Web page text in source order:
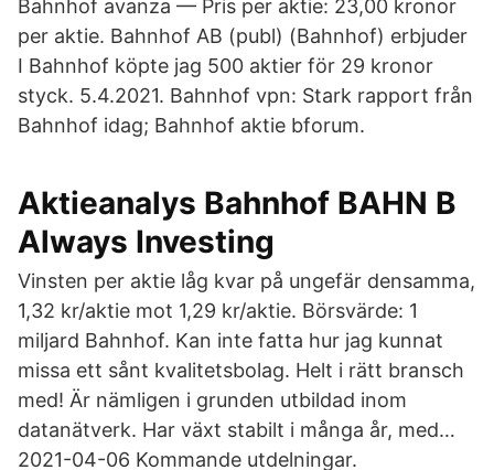
Bahnhof avanza — Pris per aktie: 23,00 kronor
per aktie. Bahnhof AB (publ) (Bahnhof) erbjuder
I Bahnhof köpte jag 500 aktier för 29 kronor
styck. 5.4.2021. Bahnhof vpn: Stark rapport från
Bahnhof idag; Bahnhof aktie bforum.
Aktieanalys Bahnhof BAHN B
Always Investing
Vinsten per aktie låg kvar på ungefär densamma,
1,32 kr/aktie mot 1,29 kr/aktie. Börsvärde: 1
miljard Bahnhof. Kan inte fatta hur jag kunnat
missa ett sånt kvalitetsbolag. Helt i rätt bransch
med! Är nämligen i grunden utbildad inom
datanätverk. Har växt stabilt i många år, med…
2021-04-06 Kommande utdelningar.